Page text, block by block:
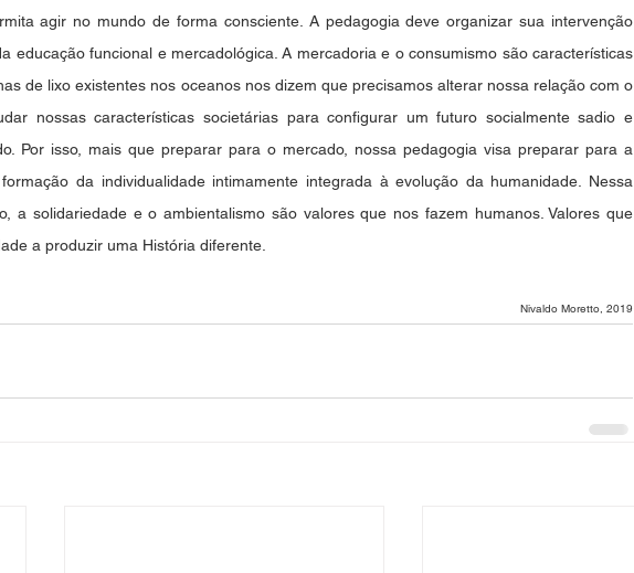
agir no mundo de forma consciente. A pedagogia deve organizar sua intervenção
educação funcional e mercadológica. A mercadoria e o consumismo são características
de lixo existentes nos oceanos nos dizem que precisamos alterar nossa relação com o
nossas características societárias para configurar um futuro socialmente sadio e
Por isso, mais que preparar para o mercado, nossa pedagogia visa preparar para a
da individualidade intimamente integrada à evolução da humanidade. Nessa
a solidariedade e o ambientalismo são valores que nos fazem humanos. Valores que
a produzir uma História diferente.
Nivaldo Moretto, 2019